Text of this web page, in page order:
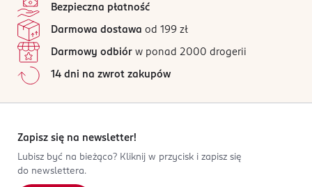
Bezpieczna płatność
Darmowa dostawa od 199 zł
Darmowy odbiór w ponad 2000 drogerii
14 dni na zwrot zakupów
Zapisz się na newsletter!
Lubisz być na bieżąco? Kliknij w przycisk i zapisz się
do newslettera.